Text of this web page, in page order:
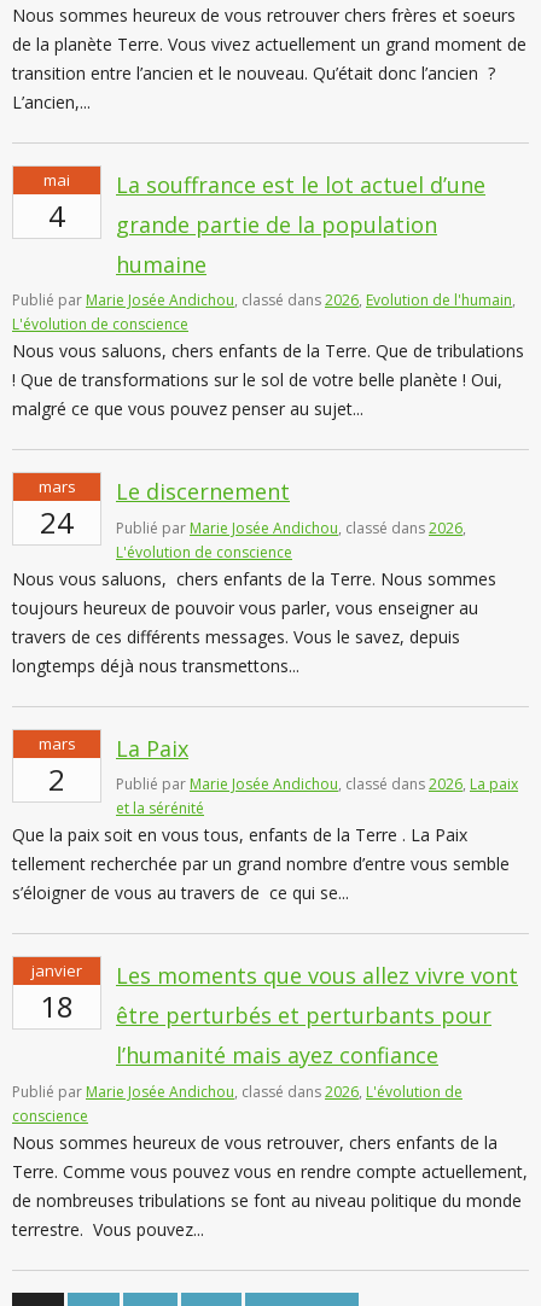
Nous sommes heureux de vous retrouver chers frères et soeurs
de la planète Terre. Vous vivez actuellement un grand moment de
transition entre l’ancien et le nouveau. Qu’était donc l’ancien ?
L’ancien,...
mai
4
La souffrance est le lot actuel d’une
grande partie de la population
humaine
Publié par Marie Josée Andichou, classé dans2026, Evolution de l'humain,
L'évolution de conscience
Nous vous saluons, chers enfants de la Terre. Que de tribulations
! Que de transformations sur le sol de votre belle planète ! Oui,
malgré ce que vous pouvez penser au sujet...
mars
24
Le discernement
Publié par Marie Josée Andichou, classé dans2026,
L'évolution de conscience
Nous vous saluons, chers enfants de la Terre. Nous sommes
toujours heureux de pouvoir vous parler, vous enseigner au
travers de ces différents messages. Vous le savez, depuis
longtemps déjà nous transmettons...
mars
2
La Paix
Publié par Marie Josée Andichou, classé dans2026, La paix
et la sérénité
Que la paix soit en vous tous, enfants de la Terre . La Paix
tellement recherchée par un grand nombre d’entre vous semble
s’éloigner de vous au travers de ce qui se...
janvier
18
Les moments que vous allez vivre vont
être perturbés et perturbants pour
l’humanité mais ayez confiance
Publié par Marie Josée Andichou, classé dans2026, L'évolution de
conscience
Nous sommes heureux de vous retrouver, chers enfants de la
Terre. Comme vous pouvez vous en rendre compte actuellement,
de nombreuses tribulations se font au niveau politique du monde
terrestre. Vous pouvez...